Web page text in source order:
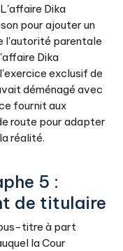
Dika
pour ajouter un
l'autorité parentale
Dika
exclusif de
déménagé avec
fournit aux
route pour adapter
réalité.
5 :
de titulaire
titre à part
la Cour